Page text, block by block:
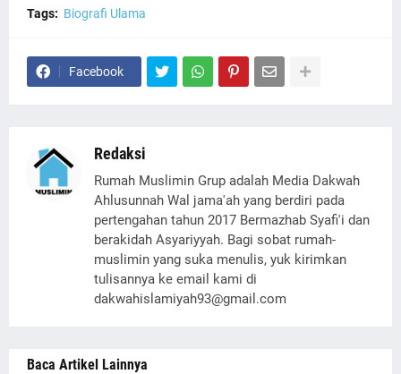
Tags: Biografi Ulama
Facebook
Redaksi
Rumah Muslimin Grup adalah Media Dakwah
Ahlusunnah Wal jama'ah yang berdiri pada
pertengahan tahun 2017 Bermazhab Syafi'i dan
berakidah Asyariyyah. Bagi sobat rumah-
muslimin yang suka menulis, yuk kirimkan
tulisannya ke email kami di
dakwahislamiyah93@gmail.com
Baca Artikel Lainnya